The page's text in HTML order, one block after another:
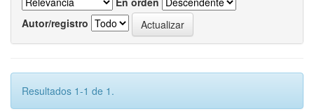
Autor/registro
Resultados 1-1 de 1.